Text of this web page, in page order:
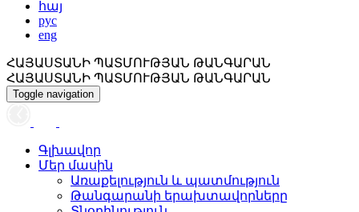
հայ
рус
eng
ՀԱՅԱՍՏԱՆԻ ՊԱՏՄՈՒԹՅԱՆ ԹԱՆԳԱՐԱՆ
ՀԱՅԱՍՏԱՆԻ ՊԱՏՄՈՒԹՅԱՆ ԹԱՆԳԱՐԱՆ
Toggle navigation
Գլխավոր
Մեր մասին
Առաքելություն և պատմություն
Թանգարանի երախտավորները